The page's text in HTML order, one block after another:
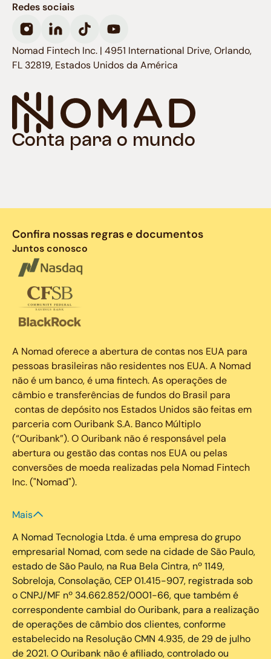
Conta para o mundo
Redes sociais
Nomad Fintech Inc. | 4951 International Drive, Orlando,
FL 32819, Estados Unidos da América
Confira nossas regras e documentos
Juntos conosco
A Nomad oferece a abertura de contas nos EUA para
pessoas brasileiras não residentes nos EUA. A Nomad
não é um banco, é uma fintech. As operações de
câmbio e transferências de fundos do Brasil para
contas de depósito nos Estados Unidos são feitas em
parceria com Ouribank S.A. Banco Múltiplo
(“Ouribank”). O Ouribank não é responsável pela
abertura ou gestão das contas nos EUA ou pelas
conversões de moeda realizadas pela Nomad Fintech
Inc. ("Nomad").
Mais
A Nomad Tecnologia Ltda. é uma empresa do grupo
empresarial Nomad, com sede na cidade de São Paulo,
estado de São Paulo, na Rua Bela Cintra, nº 1149,
Sobreloja, Consolação, CEP 01.415-907, registrada sob
o CNPJ/MF nº 34.662.852/0001-66, que também é
correspondente cambial do Ouribank, para a realização
de operações de câmbio dos clientes, conforme
estabelecido na Resolução CMN 4.935, de 29 de julho
de 2021. O Ouribank não é afiliado, controlado ou